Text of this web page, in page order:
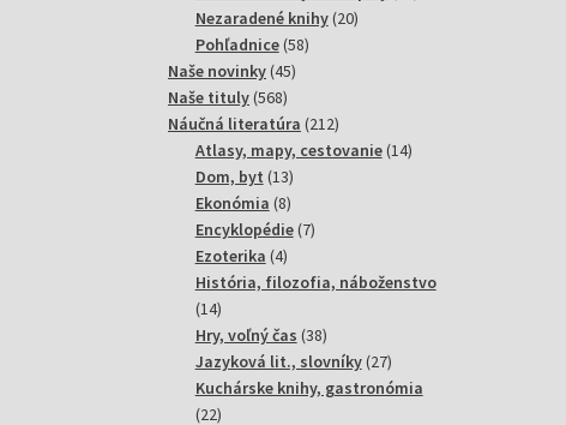
Nezaradené knihy 2020
Pohľadnice 5858
Naše novinky 4545
Naše tituly 568568
produktov
Náučná literatúra 212212
produktov
Atlasy, mapy, cestovanie 1414
Dom, byt 1313
produktov
Ekonómia 88
produktov
Encyklopédie 77
Ezoterika 44
produkty
História, filozofia, náboženstvo
1414
produktov
Hry, voľný čas 3838
produktov
Jazyková lit., slovníky 2727
produktov
Kuchárske knihy, gastronómia
2222